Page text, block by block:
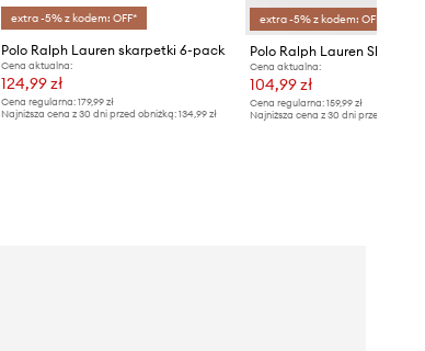
extra -5% z kodem: OFF*
Polo Ralph Lauren skarpetki 6-pack
Cena aktualna:
124,99 zł
Cena regularna:179,99 zł
Najniższa cena z 30 dni przed obniżką:134,99 zł
extra -5% z kodem: OFF*
Cena aktualna:
104,99 zł
Cena regularna: 159,99 zł
Najniższa cena z 30 dni przed obniżką: